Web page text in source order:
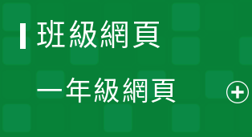
班級網頁
一年級網頁